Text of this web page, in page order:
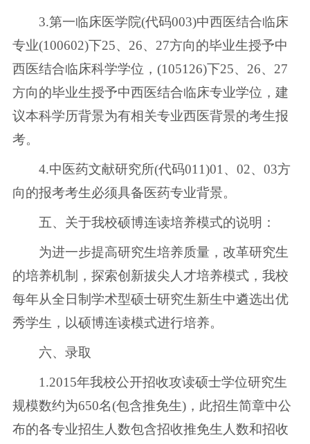
3.第一临床医学院(代码003)中西医结合临床
专业(100602)下25、26、27方向的毕业生授予中
西医结合临床科学学位，(105126)下25、26、27
方向的毕业生授予中西医结合临床专业学位，建
议本科学历背景为有相关专业西医背景的考生报
考。
4.中医药文献研究所(代码011)01、02、03方
向的报考考生必须具备医药专业背景。
五、关于我校硕博连读培养模式的说明：
为进一步提高研究生培养质量，改革研究生
的培养机制，探索创新拔尖人才培养模式，我校
每年从全日制学术型硕士研究生新生中遴选出优
秀学生，以硕博连读模式进行培养。
六、录取
1.2015年我校公开招收攻读硕士学位研究生
规模数约为650名(包含推免生)，此招生简章中公
布的各专业招生人数包含招收推免生人数和招收